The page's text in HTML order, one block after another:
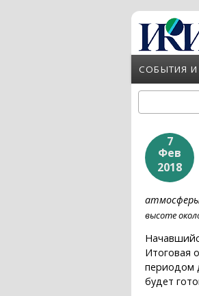
Перейти к основному содержанию
СОБЫТИЯ
Форма
7
Фев
2018
высоте
Итоговая
периодом
будет